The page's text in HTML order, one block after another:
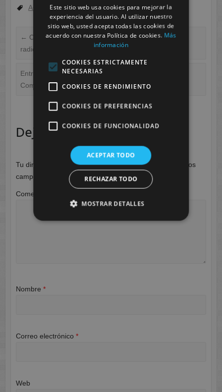
ACTUALIDAD
← Conferencia Iberoamericana sobre protección
radiológica
Entrevista al director del Hospital de Molina en Radio
Compañía→
Deja una respuesta
Tu dirección de correo electrónico no será publicada.
Los
campos obligatorios están marcados con
Comentario
Nombre *
Correo electrónico *
Web
Este sitio web usa cookies para mejorar la
experiencia del usuario. Al utilizar nuestro
sitio web, usted acepta todas las cookies de
acuerdo con nuestra Política de cookies. Más
información
COOKIES ESTRICTAMENTE
NECESARIAS
COOKIES DE RENDIMIENTO
COOKIES DE PREFERENCIAS
COOKIES DE FUNCIONALIDAD
ACEPTAR TODO
RECHAZAR TODO
MOSTRAR DETALLES